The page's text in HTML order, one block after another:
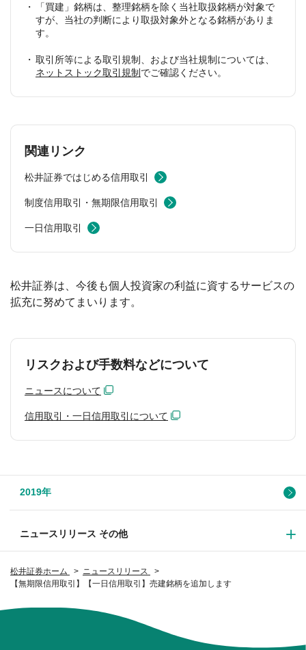
松井証券ホーム
ニュースリリース
【無期限信用取引】【一日信用取引】売建銘柄を追加します
「買建」銘柄は、整理銘柄を除く当社取扱銘柄が対象で
すが、当社の判断により取扱対象外となる銘柄がありま
す。
取引所等による取引規制、および当社規制については、
ネットストック取引規制 でご確認ください。
関連リンク
松井証券ではじめる信用取引
制度信用取引・無期限信用取引
一日信用取引
松井証券は、今後も個人投資家の利益に資するサービスの
拡充に努めてまいります。
リスクおよび手数料などについて
ニュースについて
信用取引・一日信用取引について
2019年
ニュースリリース その他